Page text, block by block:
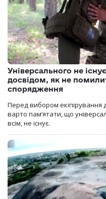
Універсального не
досвідом, як не
спорядження
Перед вибором
варто пам’ятати, що
всім, не існує.